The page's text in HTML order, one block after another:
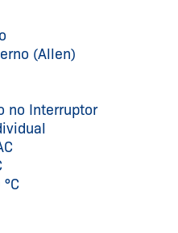
(Allen)
no Interruptor